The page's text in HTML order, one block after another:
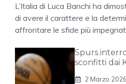
L’Italia di Luca Banchi ha
di avere il carattere e la
affrontare le sfide più
Spurs
sconfitti dai
2 Marzo 2026